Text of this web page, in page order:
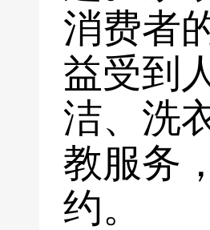
消费者
益受到
洁、洗
教服务
约。